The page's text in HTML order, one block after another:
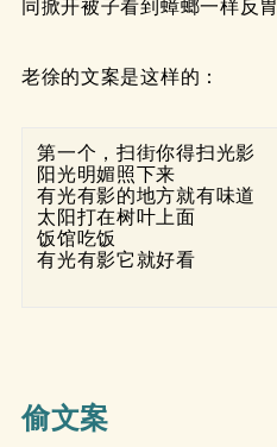
同掀开被子看到蟑螂一样反胃
老徐的文案是这样的：
第一个，扫街你得扫光影
阳光明媚照下来
有光有影的地方就有味道
太阳打在树叶上面
饭馆吃饭
有光有影它就好看
偷文案